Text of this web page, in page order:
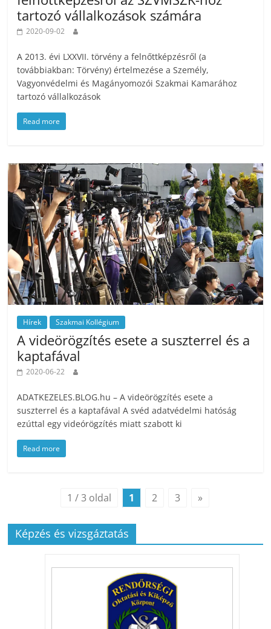
tartozó vállalkozások számára
2020-09-02
A 2013. évi LXXVII. törvény a felnőttképzésről (a
továbbiakban: Törvény) értelmezése a Személy,
Vagyonvédelmi és Magányomozói Szakmai Kamarához
tartozó vállalkozások
Read more
Hírek Szakmai Kollégium
A videörögzítés esete a suszterrel és a
kaptafával
2020-06-22
ADATKEZELES.BLOG.hu – A videörögzítés esete a
suszterrel és a kaptafával A svéd adatvédelmi hatóság
ezúttal egy videórögzítés miatt szabott ki
Read more
1 / 3 oldal 1 2 3 »
Képzés és vizsgáztatás